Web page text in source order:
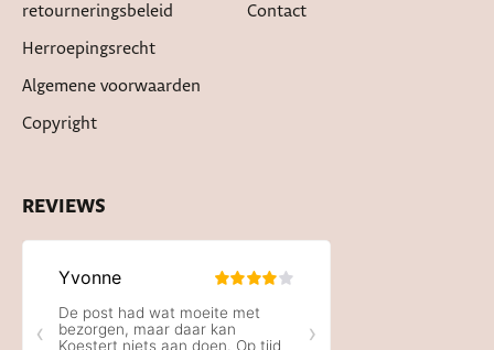
retourneringsbeleid
Herroepingsrecht
Algemene voorwaarden
Copyright
Contact
REVIEWS